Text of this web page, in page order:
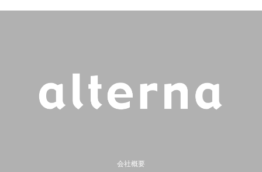
会社概要